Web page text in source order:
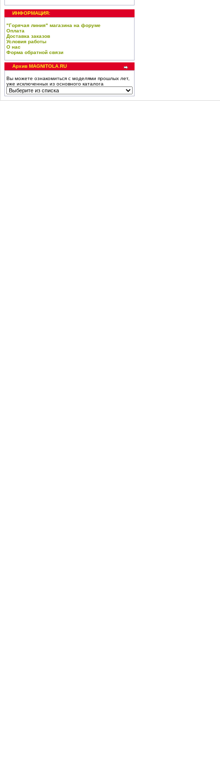
ИНФОРМАЦИЯ:
"Горячая линия" магазина на форуме
Оплата
Доставка заказов
Условия работы
О нас
Форма обратной связи
Архив MAGNITOLA.RU
Вы можете ознакомиться с моделями прошлых лет,
уже исключенных из основного каталога